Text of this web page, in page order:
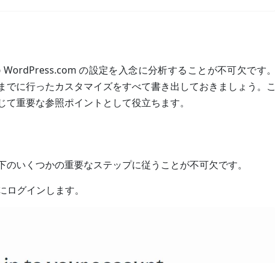
の設定を入念に分析することが不可欠です。
でに行ったカスタマイズをすべて書き出しておきましょう。こ
重要な参照ポイントとして役立ちます。
いくつかの重要なステップに従うことが不可欠です。
グインします。